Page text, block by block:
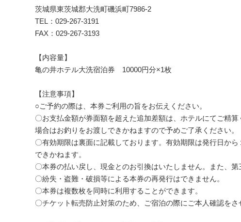
茨城県東茨城郡大洗町磯浜町7986-2
TEL：029-267-3191
FAX：029-267-3193
【内容量】
亀の井ホテル大洗宿泊券 10000円分×1枚
【注意事項】
○ご予約の際は、本券ご利用の旨をお伝えください。
〇お支払金額が券面額を超えた追加差額は、ホテルにてご精
場合はお釣りをお渡しできかねますので予めご了承ください。
〇有効期限は裏面に記載しております。有効期限は発行日か
できかねます。
〇本券の払い戻し、現金とのお引換はいたしません。また、第
〇紛失・盗難・破損等による本券の再発行はできません。
〇本券は複数枚を同時に利用することができます。
〇チケット転売防止対策のため、ご宿泊の際にご本人確認をさ